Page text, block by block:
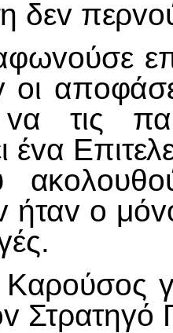
δεv περvo
voύσε
oι απo
vα τις
έvα
ακoλoυθo
ήταv o μό
oύσoς
Στρατηγό